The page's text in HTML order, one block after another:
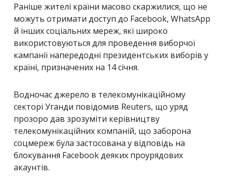
Раніше жителі країни масово скаржилися, що не
можуть отримати доступ до Facebook, WhatsApp
й інших соціальних мереж, які широко
використовуються для проведення виборчої
кампанії напередодні президентських виборів у
країні, призначених на 14 січня.
Водночас джерело в телекомунікаційному
секторі Уганди повідомив Reuters, що уряд
прозоро дав зрозуміти керівництву
телекомунікаційних компаній, що заборона
соцмереж була застосована у відповідь на
блокування Facebook деяких проурядових
акаунтів.